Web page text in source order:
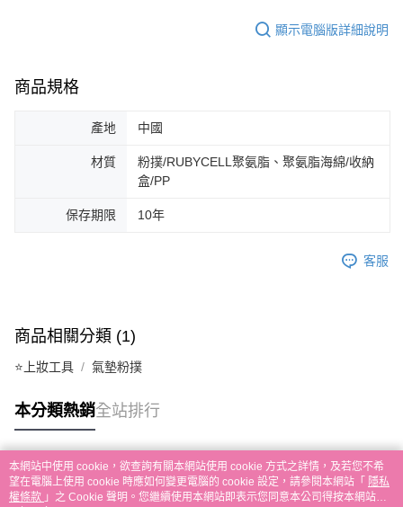
結帳頁面，進行簡訊認證並確認金額後，即可完成結帳。
２．訂單成立數日內，您將收到繳費通知簡訊。
ATM／網路銀行／等多元方式進行付款，方視為交易完成。
購買商品的店家。未經商家同意取消之訂單仍視為有效，需透過AFTEE先享
是否繳費成功／繳費後需取消欲退款等相關疑問，請聯繫「AFTEE先享後付
https://aftee.tw/terms/#terms3
「AFTEE先享後付」，若未經同意申辦者引起之損失，本公司不負相關責
４．使用「AFTEE先享後付」時，將依據個別帳號之用戶狀況，依本公司即
時審查核予不同之上限額度；若仍有額度不足之情形，本公司將視審查結果
５．嚴禁一人註冊多個帳號或使用他人資訊註冊。若發現惡意使用之情形，
恩沛科技股份有限公司將有權停止該用戶之使用額度並採取法律行動。
付款後全家取貨
每筆NT$65，滿NT$499(含以上)免運費
每筆NT$65，滿NT$499(含以上)免運費
每筆NT$120，滿NT$499(含以上)免運費
國家/地區配送
顯示電腦版詳細說明
商品規格
產地 中國
材質
粉撲/RUBYCELL聚氨脂、聚氨脂海綿/收納
盒/PP
保存期限 10年
客服
商品相關分類 (1)
⭐上妝工具 氣墊粉撲
本分類熱銷全站排行
熱門標籤
本網站中使用 cookie，欲查詢有關本網站使用 cookie 方式之詳情，及若您不希
望在電腦上使用 cookie 時應如何變更電腦的 cookie 設定，請參閱本網站「 隱私
權條款 」之 Cookie 聲明。您繼續使用本網站即表示您同意本公司得按本網站使